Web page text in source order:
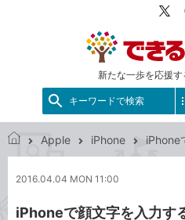
新たな一歩を応援す
X
キーワードで検索
る
Apple iPhone iPhone
2016.04.04 MON 11:00
iPhoneで顔文字を入力す